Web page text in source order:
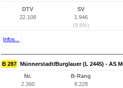
DTV
22.108
SV
1.946
(8,8%)
Infos...
B 287 Münnerstadt/Burglauer (L 2445) - AS
Nr.
2.360
B-Rang
8.228